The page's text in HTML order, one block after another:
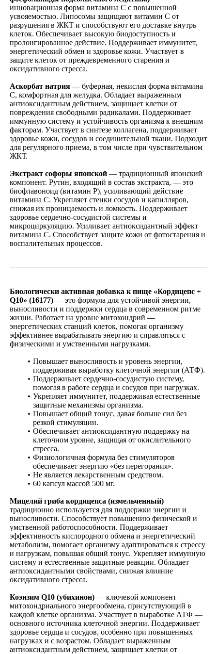
инновационная форма витамина C с повышенной
усвояемостью. Липосомы защищают витамин C от
разрушения в ЖКТ и способствуют его доставке внутрь
клеток. Обеспечивает высокую биодоступность и
пролонгированное действие. Поддерживает иммунитет,
энергетический обмен и здоровье кожи. Участвует в
защите клеток от преждевременного старения и
оксидативного стресса.
Аскорбат натрия — буферная, некислая форма витамина
C, комфортная для желудка. Обладает выраженным
антиоксидантным действием, защищает клетки от
повреждения свободными радикалами. Поддерживает
иммунную систему и устойчивость организма к внешним
факторам. Участвует в синтезе коллагена, поддерживает
здоровье кожи, сосудов и соединительной ткани. Подходит
для регулярного приема, в том числе при чувствительном
ЖКТ.
Экстракт софоры японской — традиционный японский
компонент. Рутин, входящий в состав экстракта, — это
биофлавоноид (витамин P), усиливающий действие
витамина C. Укрепляет стенки сосудов и капилляров,
снижая их проницаемость и ломкость. Поддерживает
здоровье сердечно-сосудистой системы и
микроциркуляцию. Усиливает антиоксидантный эффект
витамина C. Способствует защите кожи от фотостарения и
воспалительных процессов.
Биологически активная добавка к пище «Кордицепс +
Q10» (16177) — это формула для устойчивой энергии,
выносливости и поддержки сердца в современном ритме
жизни. Работает на уровне митохондрий —
энергетических станций клеток, помогая организму
эффективнее вырабатывать энергию и справляться с
физическими и умственными нагрузками.
Повышает выносливость и уровень энергии,
поддерживая выработку клеточной энергии (АТФ).
Поддерживает сердечно-сосудистую систему,
помогая в работе сердца и сосудов при нагрузках.
Укрепляет иммунитет, поддерживая естественные
защитные механизмы организма.
Повышает общий тонус, давая больше сил без
резкой стимуляции.
Обеспечивает антиоксидантную поддержку на
клеточном уровне, защищая от окислительного
стресса.
Физиологичная формула без стимуляторов
обеспечивает энергию «без перегорания».
Не является лекарственным средством.
60 капсул массой 500 мг.
Мицелий гриба кордицепса (измельченный)
традиционно используется для поддержки энергии и
выносливости. Способствует повышению физической и
умственной работоспособности. Поддерживает
эффективность кислородного обмена и энергетический
метаболизм, помогает организму адаптироваться к стрессу
и нагрузкам, повышая общий тонус. Укрепляет иммунную
систему и естественные защитные реакции. Обладает
антиоксидантными свойствами, снижая влияние
оксидативного стресса.
Коэнзим Q10 (убихинон) — ключевой компонент
митохондриального энергообмена, присутствующий в
каждой клетке организма. Участвует в выработке АТФ —
основного источника клеточной энергии. Поддерживает
здоровье сердца и сосудов, особенно при повышенных
нагрузках и с возрастом. Обладает выраженным
антиоксидантным действием, защищает клетки от